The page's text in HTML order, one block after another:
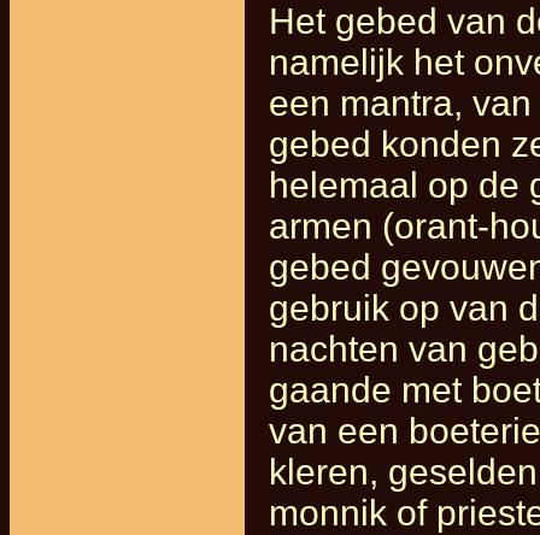
Het gebed van
namelijk het
een mantra,
gebed konden
helemaal op de
armen (orant-
gebed
gebruik op van
nachten van
gaande met
van een
kleren,
monnik of